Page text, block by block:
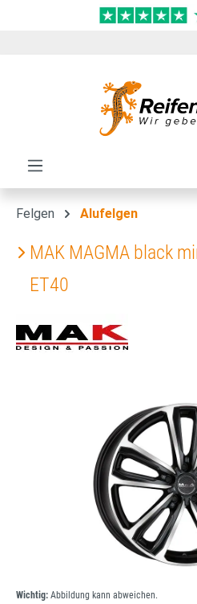
Zum Hauptinhalt springen
Felgen Alufelgen
MAK MAGMA black
ET40
Wichtig: Abbildung kann abweichen.